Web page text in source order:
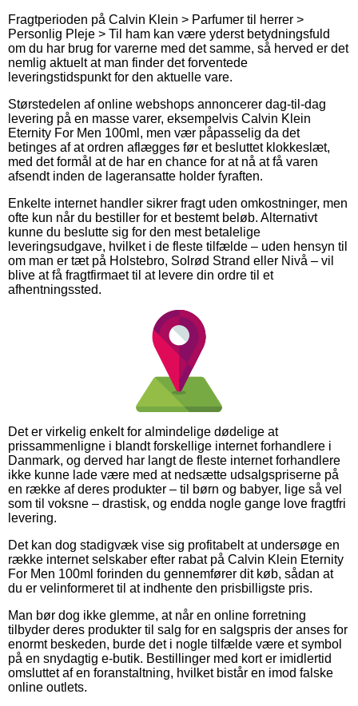
Fragtperioden på Calvin Klein > Parfumer til herrer >
Personlig Pleje > Til ham kan være yderst betydningsfuld
om du har brug for varerne med det samme, så herved er det
nemlig aktuelt at man finder det forventede
leveringstidspunkt for den aktuelle vare.
Størstedelen af online webshops annoncerer dag-til-dag
levering på en masse varer, eksempelvis Calvin Klein
Eternity For Men 100ml, men vær påpasselig da det
betinges af at ordren aflægges før et besluttet klokkeslæt,
med det formål at de har en chance for at nå at få varen
afsendt inden de lageransatte holder fyraften.
Enkelte internet handler sikrer fragt uden omkostninger, men
ofte kun når du bestiller for et bestemt beløb. Alternativt
kunne du beslutte sig for den mest betalelige
leveringsudgave, hvilket i de fleste tilfælde – uden hensyn til
om man er tæt på Holstebro, Solrød Strand eller Nivå – vil
blive at få fragtfirmaet til at levere din ordre til et
afhentningssted.
Det er virkelig enkelt for almindelige dødelige at
prissammenligne i blandt forskellige internet forhandlere i
Danmark, og derved har langt de fleste internet forhandlere
ikke kunne lade være med at nedsætte udsalgspriserne på
en række af deres produkter – til børn og babyer, lige så vel
som til voksne – drastisk, og endda nogle gange love fragtfri
levering.
Det kan dog stadigvæk vise sig profitabelt at undersøge en
række internet selskaber efter rabat på Calvin Klein Eternity
For Men 100ml forinden du gennemfører dit køb, sådan at
du er velinformeret til at indhente den prisbilligste pris.
Man bør dog ikke glemme, at når en online forretning
tilbyder deres produkter til salg for en salgspris der anses for
enormt beskeden, burde det i nogle tilfælde være et symbol
på en snydagtig e-butik. Bestillinger med kort er imidlertid
omsluttet af en foranstaltning, hvilket bistår en imod falske
online outlets.